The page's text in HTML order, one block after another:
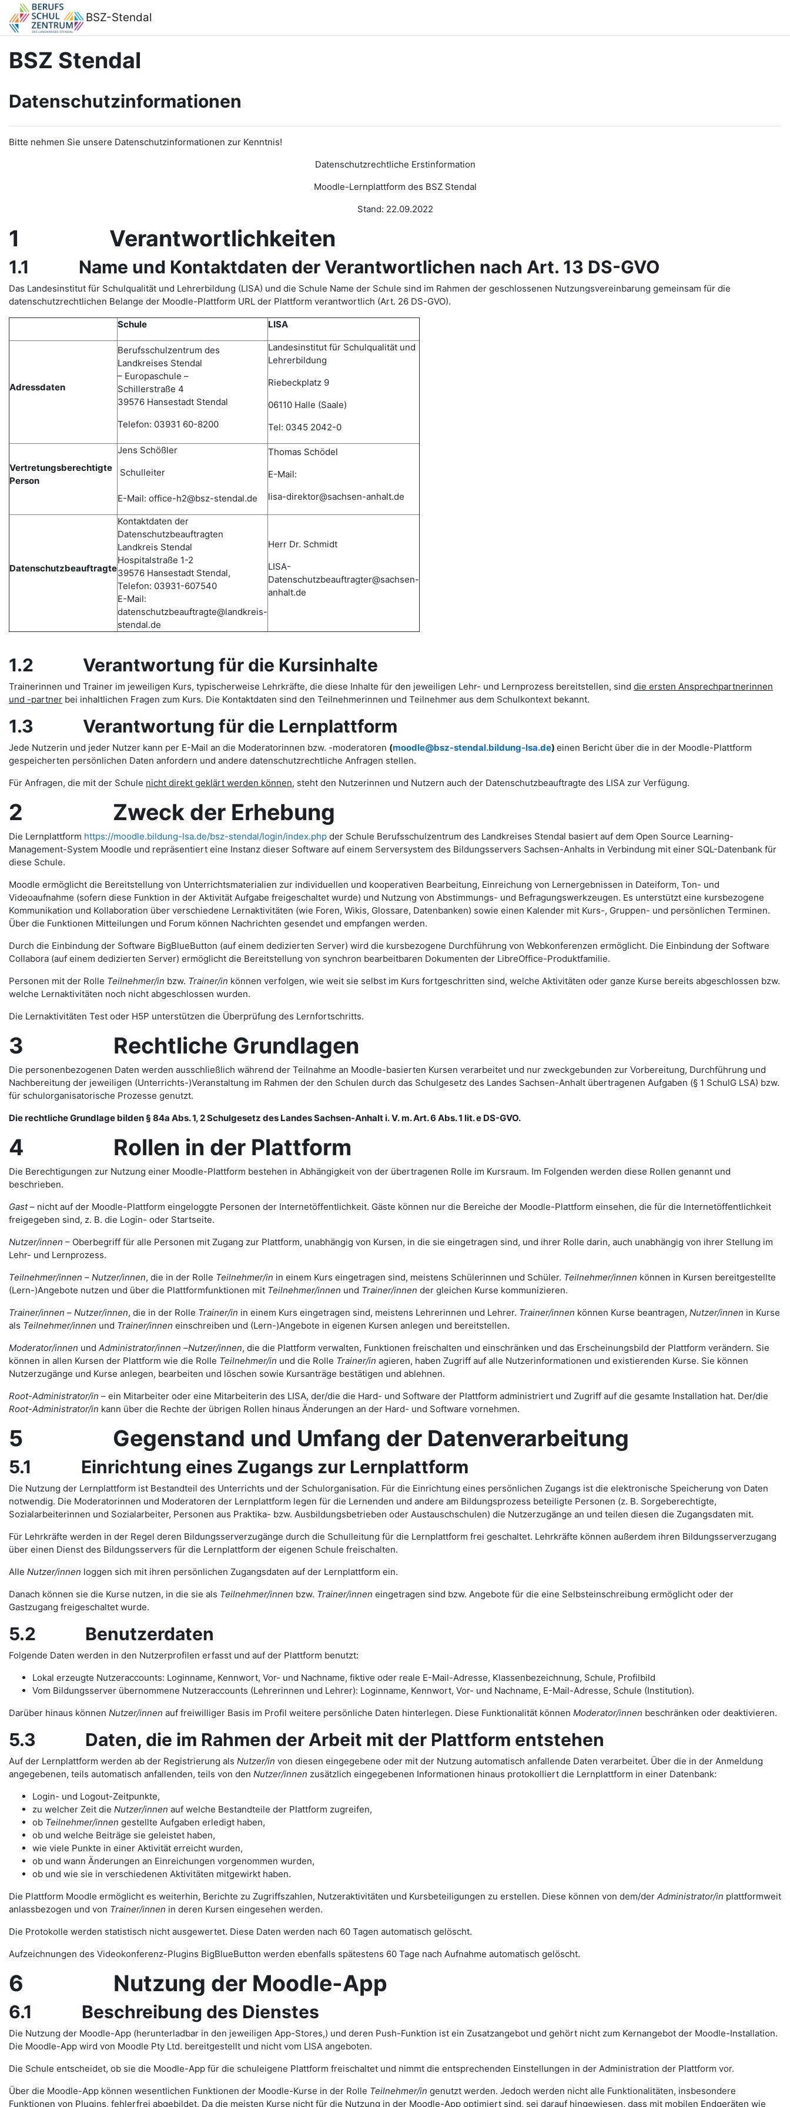
Zum Hauptinhalt
Support zur Barrierefreiheit
BSZ-Stendal
BSZ Stendal
Datenschutzinformationen
Bitte nehmen Sie unsere Datenschutzinformationen zur Kenntnis!
Datenschutzrechtliche Erstinformation
Moodle-Lernplattform des BSZ Stendal
Stand: 22.09.2022
1 Verantwortlichkeiten
1.1 Name und Kontaktdaten der Verantwortlichen nach Art. 13 DS-GVO
Das Landesinstitut für Schulqualität und Lehrerbildung (LISA) und die Schule Name der Schule sind im Rahmen der geschlossenen Nutzungsvereinbarung gemeinsam für die
datenschutzrechtlichen Belange der Moodle-Plattform URL der Plattform verantwortlich (Art. 26 DS-GVO).
Schule LISA
Adressdaten
Berufsschulzentrum des
Landkreises Stendal
– Europaschule –
Schillerstraße 4
39576 Hansestadt Stendal
Telefon: 03931 60-8200
Landesinstitut für Schulqualität und
Lehrerbildung
Riebeckplatz 9
06110 Halle (Saale)
Tel: 0345 2042-0
Vertretungsberechtigte
Person
Jens Schößler
Schulleiter
E-Mail: office-h2@bsz-stendal.de
Thomas Schödel
E-Mail:
lisa-direktor@sachsen-anhalt.de
Datenschutzbeauftragte
Kontaktdaten der
Datenschutzbeauftragten
Landkreis Stendal
Hospitalstraße 1-2
39576 Hansestadt Stendal,
Telefon: 03931-607540
E-Mail:
datenschutzbeauftragte@landkreis-
stendal.de
Herr Dr. Schmidt
LISA-
Datenschutzbeauftragter@sachsen-
anhalt.de
1.2 Verantwortung für die Kursinhalte
Trainerinnen und Trainer im jeweiligen Kurs, typischerweise Lehrkräfte, die diese Inhalte für den jeweiligen Lehr- und Lernprozess bereitstellen, sind die ersten Ansprechpartnerinnen
und -partner bei inhaltlichen Fragen zum Kurs. Die Kontaktdaten sind den Teilnehmerinnen und Teilnehmer aus dem Schulkontext bekannt.
1.3 Verantwortung für die Lernplattform
Jede Nutzerin und jeder Nutzer kann per E-Mail an die Moderatorinnen bzw. -moderatoren (moodle@bsz-stendal.bildung-lsa.de) einen Bericht über die in der Moodle-Plattform
gespeicherten persönlichen Daten anfordern und andere datenschutzrechtliche Anfragen stellen.
Für Anfragen, die mit der Schule nicht direkt geklärt werden können, steht den Nutzerinnen und Nutzern auch der Datenschutzbeauftragte des LISA zur Verfügung.
2 Zweck der Erhebung
Die Lernplattform https://moodle.bildung-lsa.de/bsz-stendal/login/index.php der Schule Berufsschulzentrum des Landkreises Stendal basiert auf dem Open Source Learning-
Management-System Moodle und repräsentiert eine Instanz dieser Software auf einem Serversystem des Bildungsservers Sachsen-Anhalts in Verbindung mit einer SQL-Datenbank für
diese Schule.
Moodle ermöglicht die Bereitstellung von Unterrichtsmaterialien zur individuellen und kooperativen Bearbeitung, Einreichung von Lernergebnissen in Dateiform, Ton- und
Videoaufnahme (sofern diese Funktion in der Aktivität Aufgabe freigeschaltet wurde) und Nutzung von Abstimmungs- und Befragungswerkzeugen. Es unterstützt eine kursbezogene
Kommunikation und Kollaboration über verschiedene Lernaktivitäten (wie Foren, Wikis, Glossare, Datenbanken) sowie einen Kalender mit Kurs-, Gruppen- und persönlichen Terminen.
Über die Funktionen Mitteilungen und Forum können Nachrichten gesendet und empfangen werden.
Durch die Einbindung der Software BigBlueButton (auf einem dedizierten Server) wird die kursbezogene Durchführung von Webkonferenzen ermöglicht. Die Einbindung der Software
Collabora (auf einem dedizierten Server) ermöglicht die Bereitstellung von synchron bearbeitbaren Dokumenten der LibreOffice-Produktfamilie.
Personen mit der Rolle Teilnehmer/in bzw. Trainer/in können verfolgen, wie weit sie selbst im Kurs fortgeschritten sind, welche Aktivitäten oder ganze Kurse bereits abgeschlossen bzw.
welche Lernaktivitäten noch nicht abgeschlossen wurden.
Die Lernaktivitäten Test oder H5P unterstützen die Überprüfung des Lernfortschritts.
3 Rechtliche Grundlagen
Die personenbezogenen Daten werden ausschließlich während der Teilnahme an Moodle-basierten Kursen verarbeitet und nur zweckgebunden zur Vorbereitung, Durchführung und
Nachbereitung der jeweiligen (Unterrichts-)Veranstaltung im Rahmen der den Schulen durch das Schulgesetz des Landes Sachsen-Anhalt übertragenen Aufgaben (§ 1 SchulG LSA) bzw.
für schulorganisatorische Prozesse genutzt.
Die rechtliche Grundlage bilden § 84a Abs. 1, 2 Schulgesetz des Landes Sachsen-Anhalt i. V. m. Art. 6 Abs. 1 lit. e DS-GVO.
4 Rollen in der Plattform
Die Berechtigungen zur Nutzung einer Moodle-Plattform bestehen in Abhängigkeit von der übertragenen Rolle im Kursraum. Im Folgenden werden diese Rollen genannt und
beschrieben.
Gast– nicht auf der Moodle-Plattform eingeloggte Personen der Internetöffentlichkeit. Gäste können nur die Bereiche der Moodle-Plattform einsehen, die für die Internetöffentlichkeit
freigegeben sind, z. B. die Login- oder Startseite.
Nutzer/innen – Oberbegriff für alle Personen mit Zugang zur Plattform, unabhängig von Kursen, in die sie eingetragen sind, und ihrer Rolle darin, auch unabhängig von ihrer Stellung im
Lehr- und Lernprozess.
Teilnehmer/innen – Nutzer/innen, die in der Rolle Teilnehmer/in in einem Kurs eingetragen sind, meistens Schülerinnen und Schüler. Teilnehmer/innen können in Kursen bereitgestellte
(Lern-)Angebote nutzen und über die Plattformfunktionen mit Teilnehmer/innen und Trainer/innen der gleichen Kurse kommunizieren.
Trainer/innen – Nutzer/innen, die in der Rolle Trainer/in in einem Kurs eingetragen sind, meistens Lehrerinnen und Lehrer. Trainer/innen können Kurse beantragen, Nutzer/innen in Kurse
als Teilnehmer/innen und Trainer/innen einschreiben und (Lern-)Angebote in eigenen Kursen anlegen und bereitstellen.
Moderator/innen und Administrator/innen –Nutzer/innen, die die Plattform verwalten, Funktionen freischalten und einschränken und das Erscheinungsbild der Plattform verändern. Sie
können in allen Kursen der Plattform wie die Rolle Teilnehmer/in und die Rolle Trainer/in agieren, haben Zugriff auf alle Nutzerinformationen und existierenden Kurse. Sie können
Nutzerzugänge und Kurse anlegen, bearbeiten und löschen sowie Kursanträge bestätigen und ablehnen.
Root-Administrator/in – ein Mitarbeiter oder eine Mitarbeiterin des LISA, der/die die Hard- und Software der Plattform administriert und Zugriff auf die gesamte Installation hat. Der/die
Root-Administrator/in kann über die Rechte der übrigen Rollen hinaus Änderungen an der Hard- und Software vornehmen.
5 Gegenstand und Umfang der Datenverarbeitung
5.1 Einrichtung eines Zugangs zur Lernplattform
Die Nutzung der Lernplattform ist Bestandteil des Unterrichts und der Schulorganisation. Für die Einrichtung eines persönlichen Zugangs ist die elektronische Speicherung von Daten
notwendig. Die Moderatorinnen und Moderatoren der Lernplattform legen für die Lernenden und andere am Bildungsprozess beteiligte Personen (z. B. Sorgeberechtigte,
Sozialarbeiterinnen und Sozialarbeiter, Personen aus Praktika- bzw. Ausbildungsbetrieben oder Austauschschulen) die Nutzerzugänge an und teilen diesen die Zugangsdaten mit.
Für Lehrkräfte werden in der Regel deren Bildungsserverzugänge durch die Schulleitung für die Lernplattform frei geschaltet. Lehrkräfte können außerdem ihren Bildungsserverzugang
über einen Dienst des Bildungsservers für die Lernplattform der eigenen Schule freischalten.
Alle Nutzer/innen loggen sich mit ihren persönlichen Zugangsdaten auf der Lernplattform ein.
Danach können sie die Kurse nutzen, in die sie als Teilnehmer/innen bzw. Trainer/innen eingetragen sind bzw. Angebote für die eine Selbsteinschreibung ermöglicht oder der
Gastzugang freigeschaltet wurde.
5.2 Benutzerdaten
Folgende Daten werden in den Nutzerprofilen erfasst und auf der Plattform benutzt:
Lokal erzeugte Nutzeraccounts: Loginname, Kennwort, Vor- und Nachname, fiktive oder reale E-Mail-Adresse, Klassenbezeichnung, Schule, Profilbild
Vom Bildungsserver übernommene Nutzeraccounts (Lehrerinnen und Lehrer): Loginname, Kennwort, Vor- und Nachname, E-Mail-Adresse, Schule (Institution).
Darüber hinaus können Nutzer/innen auf freiwilliger Basis im Profil weitere persönliche Daten hinterlegen. Diese Funktionalität können Moderator/innen beschränken oder deaktivieren.
5.3 Daten, die im Rahmen der Arbeit mit der Plattform entstehen
Auf der Lernplattform werden ab der Registrierung als Nutzer/in von diesen eingegebene oder mit der Nutzung automatisch anfallende Daten verarbeitet. Über die in der Anmeldung
angegebenen, teils automatisch anfallenden, teils von den Nutzer/innen zusätzlich eingegebenen Informationen hinaus protokolliert die Lernplattform in einer Datenbank:
Login- und Logout-Zeitpunkte,
zu welcher Zeit die Nutzer/innen auf welche Bestandteile der Plattform zugreifen,
ob Teilnehmer/innen gestellte Aufgaben erledigt haben,
ob und welche Beiträge sie geleistet haben,
wie viele Punkte in einer Aktivität erreicht wurden,
ob und wann Änderungen an Einreichungen vorgenommen wurden,
ob und wie sie in verschiedenen Aktivitäten mitgewirkt haben.
Die Plattform Moodle ermöglicht es weiterhin, Berichte zu Zugriffszahlen, Nutzeraktivitäten und Kursbeteiligungen zu erstellen. Diese können von dem/der Administrator/in plattformweit
anlassbezogen und von Trainer/innen in deren Kursen eingesehen werden.
Die Protokolle werden statistisch nicht ausgewertet. Diese Daten werden nach 60 Tagen automatisch gelöscht.
Aufzeichnungen des Videokonferenz-Plugins BigBlueButton werden ebenfalls spätestens 60 Tage nach Aufnahme automatisch gelöscht.
6 Nutzung der Moodle-App
6.1 Beschreibung des Dienstes
Die Nutzung der Moodle-App (herunterladbar in den jeweiligen App-Stores,) und deren Push-Funktion ist ein Zusatzangebot und gehört nicht zum Kernangebot der Moodle-Installation.
Die Moodle-App wird von Moodle Pty Ltd. bereitgestellt und nicht vom LISA angeboten.
Die Schule entscheidet, ob sie die Moodle-App für die schuleigene Plattform freischaltet und nimmt die entsprechenden Einstellungen in der Administration der Plattform vor.
Über die Moodle-App können wesentlichen Funktionen der Moodle-Kurse in der Rolle Teilnehmer/in genutzt werden. Jedoch werden nicht alle Funktionalitäten, insbesondere
Funktionen von Plugins, fehlerfrei abgebildet. Da die meisten Kurse nicht für die Nutzung in der Moodle-App optimiert sind, sei darauf hingewiesen, dass mit mobilen Endgeräten wie